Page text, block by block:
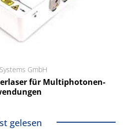
GmbH
für Multiphotonen-
gelesen